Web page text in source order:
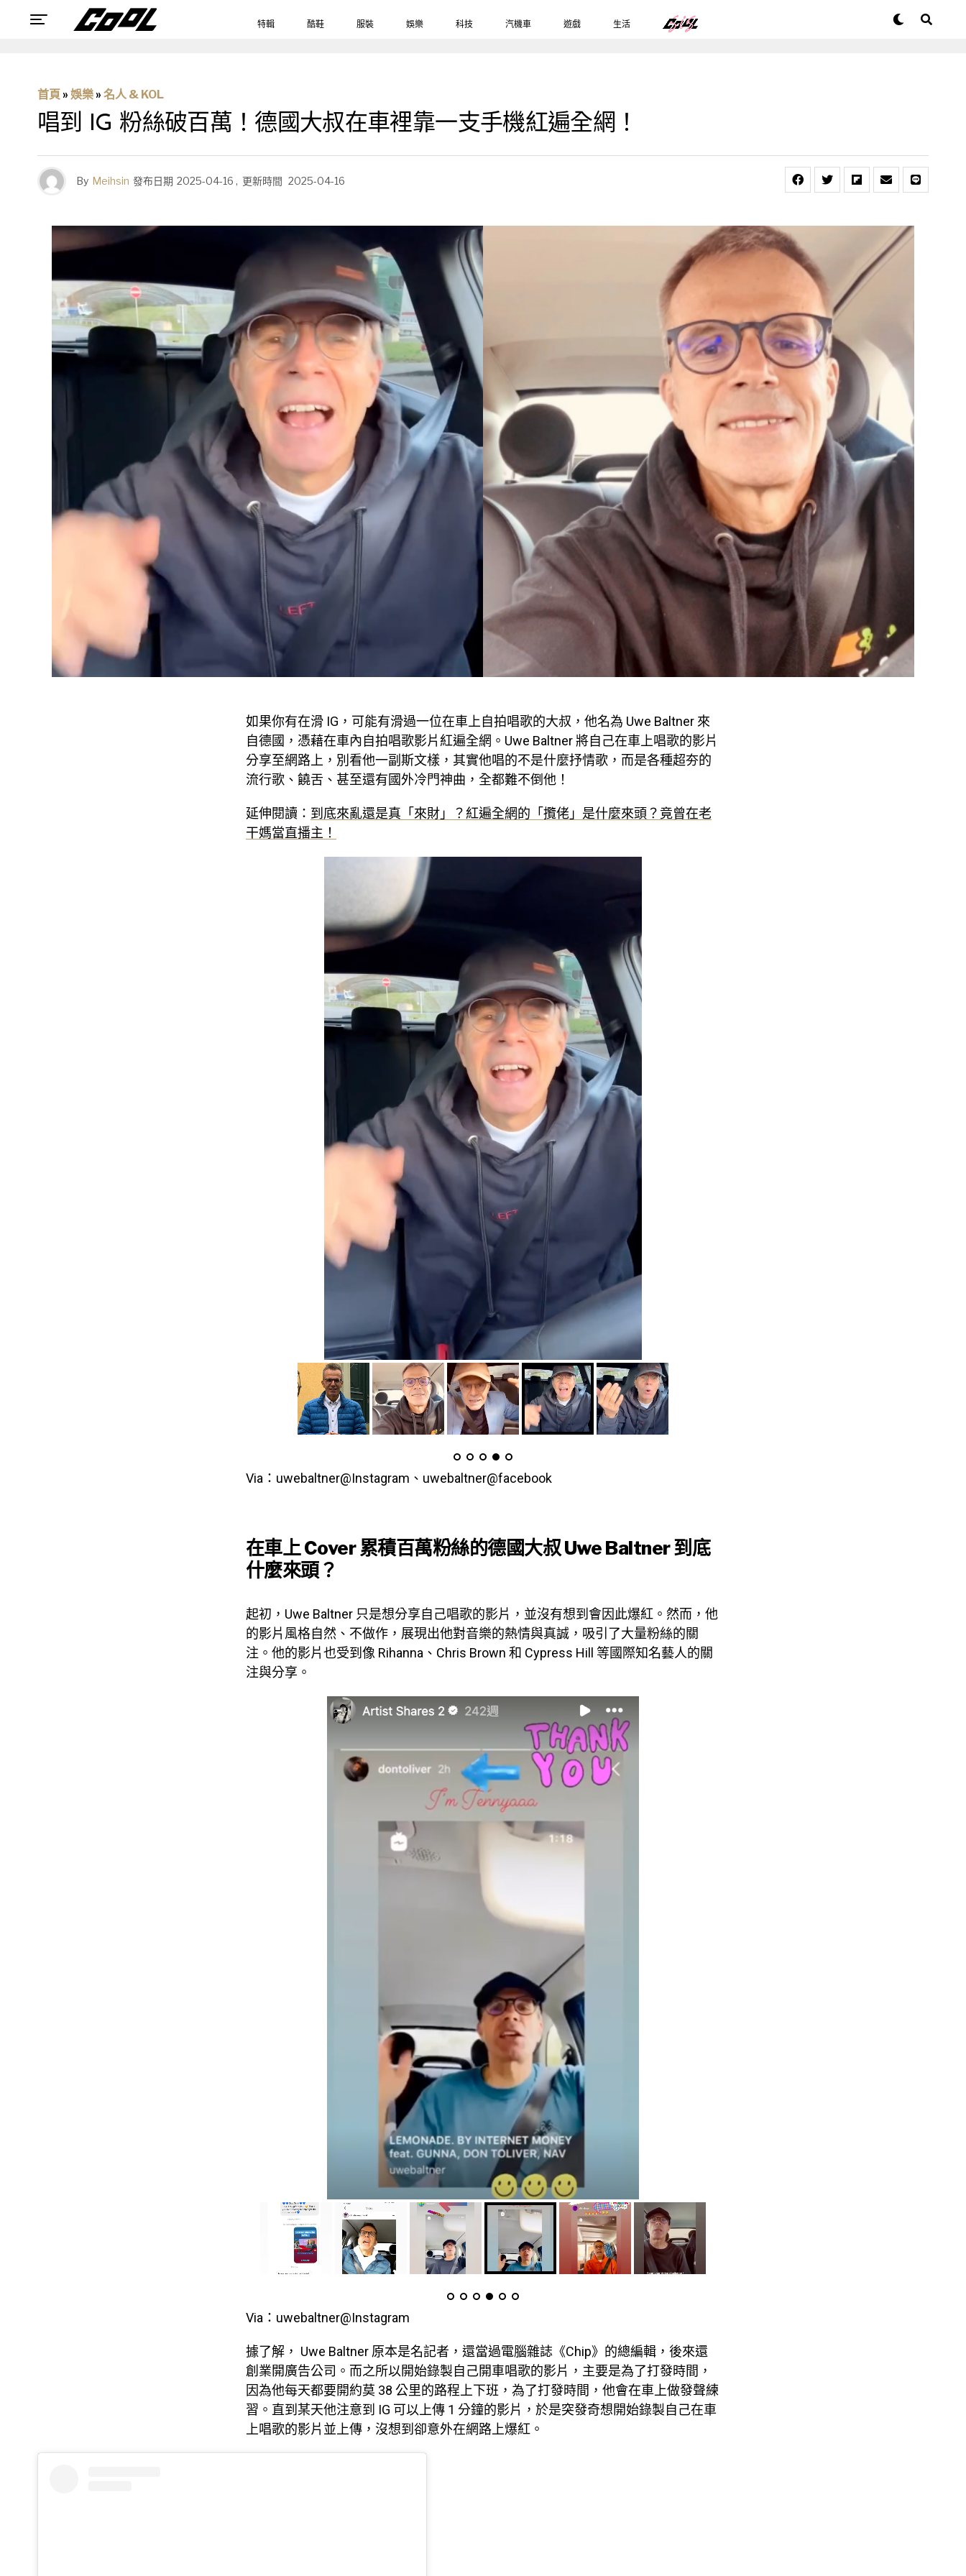
特輯 酷鞋 服裝 娛樂 科技 汽機車 遊戲 生活
首頁 » 娛樂 » 名人 & KOL
唱到 IG 粉絲破百萬！德國大叔在車裡靠一支手機紅遍全網！
By Meihsin 發布日期 2025-04-16 , 更新時間 2025-04-16
如果你有在滑 IG，可能有滑過一位在車上自拍唱歌的大叔，他名為 Uwe Baltner 來
自德國，憑藉在車內自拍唱歌影片紅遍全網。Uwe Baltner 將自己在車上唱歌的影片
分享至網路上，別看他一副斯文樣，其實他唱的不是什麼抒情歌，而是各種超夯的
流行歌、饒舌、甚至還有國外冷門神曲，全都難不倒他！
延伸閱讀： 到底來亂還是真「來財」？紅遍全網的「攬佬」是什麼來頭？竟曾在老
干媽當直播主！
Via：uwebaltner@Instagram、uwebaltner@facebook
在車上 Cover 累積百萬粉絲的德國大叔 Uwe Baltner 到底
什麼來頭？
起初，Uwe Baltner 只是想分享自己唱歌的影片，並沒有想到會因此爆紅。然而，他
的影片風格自然、不做作，展現出他對音樂的熱情與真誠，吸引了大量粉絲的關
注。​他的影片也受到像 Rihanna、Chris Brown 和 Cypress Hill 等國際知名藝人的關
注與分享。 ​
Via：uwebaltner@Instagram
據了解， Uwe Baltner 原本是名記者，還當過電腦雜誌《Chip》的總編輯，後來還
創業開廣告公司。而之所以開始錄製自己開車唱歌的影片，主要是為了打發時間，
因為他每天都要開約莫 38 公里的路程上下班，為了打發時間，他會在車上做發聲練
習。直到某天他注意到 IG 可以上傳 1 分鐘的影片，於是突發奇想開始錄製自己在車
上唱歌的影片並上傳，沒想到卻意外在網路上爆紅。